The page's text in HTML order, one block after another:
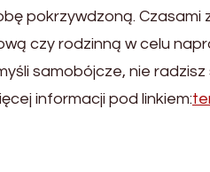
pokrzywdzoną. Czasami
czy rodzinną w celu
samobójcze, nie
informacji pod linkiem: